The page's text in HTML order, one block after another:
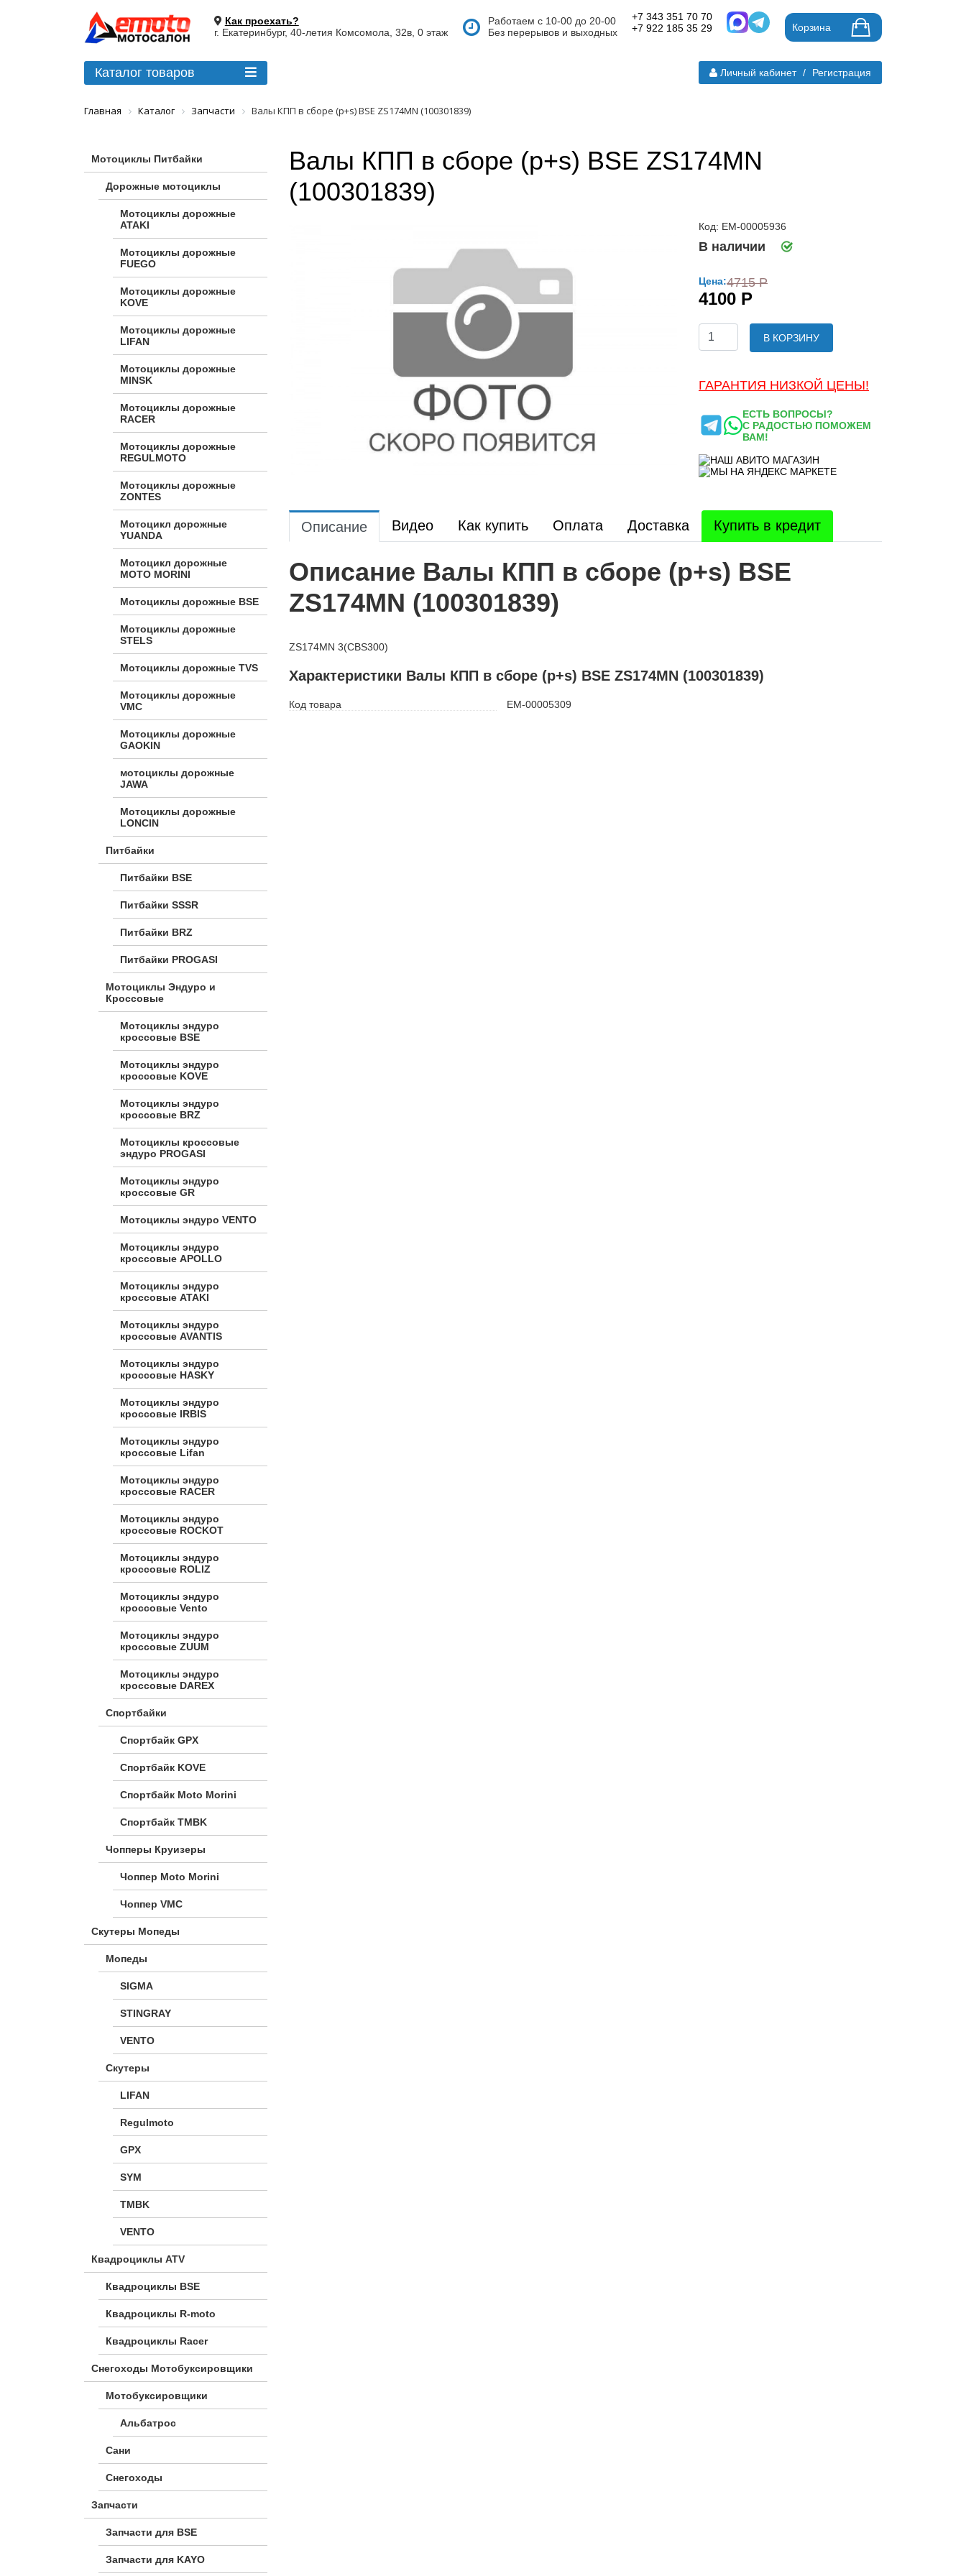
Как проехать?
г. Екатеринбург, 40-летия Комсомола, 32в, 0 этаж
Работаем с 10-00 до 20-00
Без перерывов и выходных
+7 343 351 70 70
+7 922 185 35 29
Корзина
Каталог товаров Личный кабинет / Регистрация
Главная Каталог Запчасти Валы КПП в сборе (p+s) BSE ZS174MN (100301839)
Мотоциклы Питбайки
Дорожные мотоциклы
Мотоциклы дорожные
ATAKI
Мотоциклы дорожные
FUEGO
Мотоциклы дорожные
KOVE
Мотоциклы дорожные
LIFAN
Мотоциклы дорожные
MINSK
Мотоциклы дорожные
RACER
Мотоциклы дорожные
REGULMOTO
Мотоциклы дорожные
ZONTES
Мотоцикл дорожные
YUANDA
Мотоцикл дорожные
МОТО MORINI
Мотоциклы дорожные BSE
Мотоциклы дорожные
STELS
Мотоциклы дорожные TVS
Мотоциклы дорожные
VMC
Мотоциклы дорожные
GAOKIN
мотоциклы дорожные
JAWA
Мотоциклы дорожные
LONCIN
Питбайки
Питбайки BSE
Питбайки SSSR
Питбайки BRZ
Питбайки PROGASI
Мотоциклы Эндуро и
Кроссовые
Мотоциклы эндуро
кроссовые BSE
Мотоциклы эндуро
кроссовые KOVE
Мотоциклы эндуро
кроссовые BRZ
Мотоциклы кроссовые
эндуро PROGASI
Мотоциклы эндуро
кроссовые GR
Мотоциклы эндуро VENTO
Мотоциклы эндуро
кроссовые APOLLO
Мотоциклы эндуро
кроссовые ATAKI
Мотоциклы эндуро
кроссовые AVANTIS
Мотоциклы эндуро
кроссовые HASKY
Мотоциклы эндуро
кроссовые IRBIS
Мотоциклы эндуро
кроссовые Lifan
Мотоциклы эндуро
кроссовые RACER
Мотоциклы эндуро
кроссовые ROCKOT
Мотоциклы эндуро
кроссовые ROLIZ
Мотоциклы эндуро
кроссовые Vento
Мотоциклы эндуро
кроссовые ZUUM
Мотоциклы эндуро
кроссовые DAREX
Спортбайки
Спортбайк GPX
Спортбайк KOVE
Спортбайк Moto Morini
Спортбайк TMBK
Чопперы Круизеры
Чоппер Moto Morini
Чоппер VMC
Скутеры Мопеды
Мопеды
SIGMA
STINGRAY
VENTO
Скутеры
LIFAN
Regulmoto
GPX
SYM
TMBK
VENTO
Квадроциклы ATV
Квадроциклы BSE
Квадроциклы R-moto
Квадроциклы Racer
Снегоходы Мотобуксировщики
Мотобуксировщики
Альбатрос
Сани
Снегоходы
Запчасти
Запчасти для BSE
Запчасти для KAYO
Валы КПП в сборе (p+s) BSE ZS174MN
(100301839)
Код: ЕМ-00005936
В наличии
Цена:4715 Р
4100 Р
В КОРЗИНУ
ГАРАНТИЯ НИЗКОЙ ЦЕНЫ!
ЕСТЬ ВОПРОСЫ?
С РАДОСТЬЮ ПОМОЖЕМ
ВАМ!
Описание Видео Как купить Оплата Доставка Купить в кредит
Описание Валы КПП в сборе (p+s) BSE
ZS174MN (100301839)
ZS174MN 3(CBS300)
Характеристики Валы КПП в сборе (p+s) BSE ZS174MN (100301839)
Код товара ЕМ-00005309